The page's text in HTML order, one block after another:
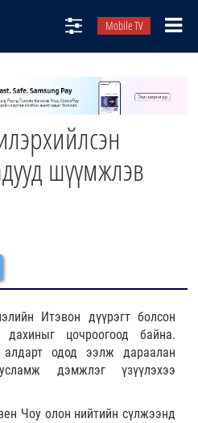
Mobile TV
шүүмжлэв
Итэвон дүүрэгт болсон
цочроогоод байна.
одод ээлж дараалан
дэмжлэг үзүүлэхээ
Чоу олон нийтийн сүлжээнд